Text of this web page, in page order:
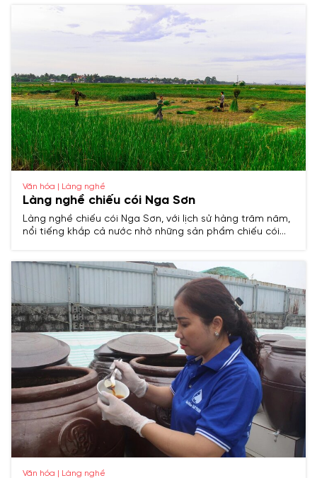
Văn hóa | Làng nghề
Làng nghề chiếu cói Nga Sơn
Làng nghề chiếu cói Nga Sơn, với lịch sử hàng trăm năm,
nổi tiếng khắp cả nước nhờ những sản phẩm chiếu cói
Văn hóa | Làng nghề